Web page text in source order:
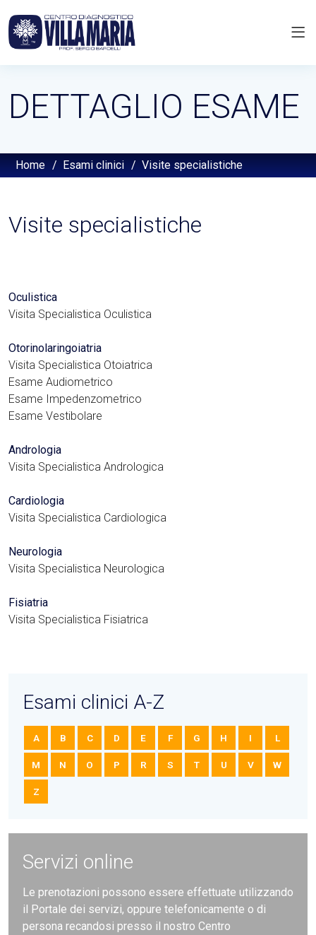
DETTAGLIO ESAME
Home / Esami clinici / Visite specialistiche
Visite specialistiche
Oculistica
Visita Specialistica Oculistica
Otorinolaringoiatria
Visita Specialistica Otoiatrica
Esame Audiometrico
Esame Impedenzometrico
Esame Vestibolare
Andrologia
Visita Specialistica Andrologica
Cardiologia
Visita Specialistica Cardiologica
Neurologia
Visita Specialistica Neurologica
Fisiatria
Visita Specialistica Fisiatrica
Esami clinici A-Z
A B C D E F G H I L
M N O P R S T U V W
Z
Servizi online
Le prenotazioni possono essere effettuate utilizzando
il Portale dei servizi, oppure telefonicamente o di
persona recandosi presso il nostro Centro